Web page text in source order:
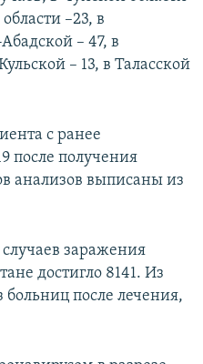
–23, в
– 47, в
– 13, в Таласской
с ранее
после получения
анализов выписаны из
заражения
достигло 8141. Из
после лечения,